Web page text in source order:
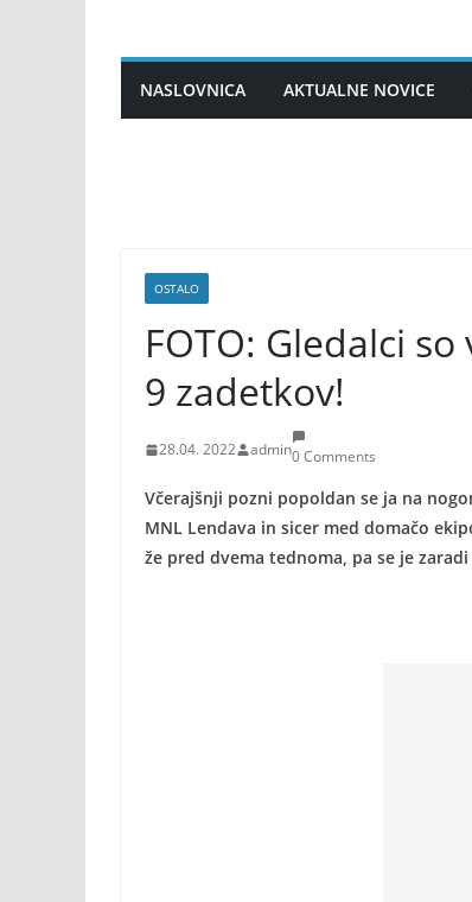
contentNASLOVNICA AKTUALNE NOVICE
OSTALO
FOTO: Gledalci
9 zadetkov!
28.04. 2022 admin0 Comments
Včerajšnji pozni popoldan se ja na
MNL Lendava in sicer med domačo
že pred dvema tednoma, pa se je